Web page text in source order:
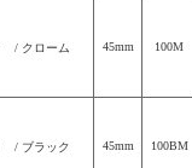
/ クローム 45mm 100M
/ ブラック 45mm 100BM